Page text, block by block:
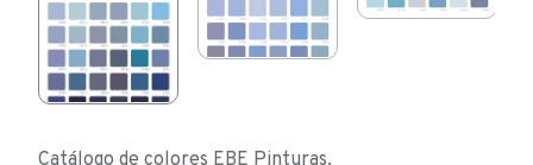
Catálogo de colores EBE Pinturas.